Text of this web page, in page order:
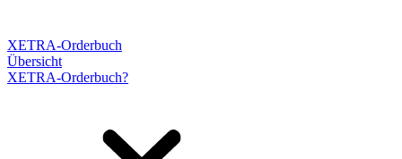
XETRA-Orderbuch
Übersicht
XETRA-Orderbuch?